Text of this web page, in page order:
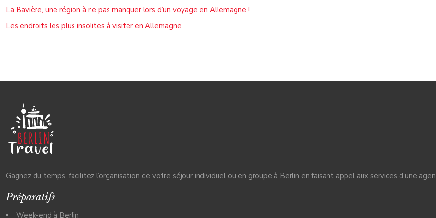
La Bavière, une région à ne pas manquer lors d’un voyage en Allemagne !
Les endroits les plus insolites à visiter en Allemagne
Gagnez du temps, facilitez l’organisation de votre séjour individuel ou en groupe à Berlin en faisant appel aux services d’une
Préparatifs
Week-end à Berlin